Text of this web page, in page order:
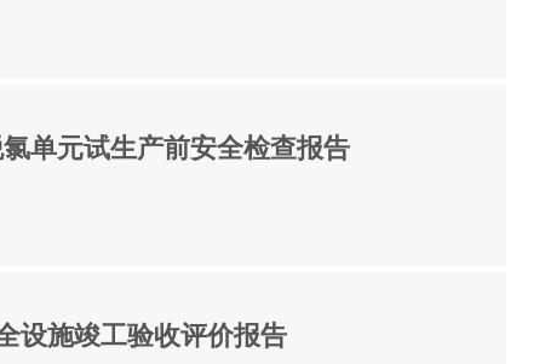
单元试生产前安全检查报告
设施竣工验收评价报告